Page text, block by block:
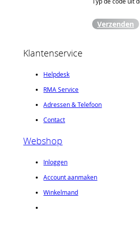
Verzenden
Klantenservice
Helpdesk
RMA Service
Adressen & Telefoon
Contact
Webshop
Inloggen
Account aanmaken
Winkelmand